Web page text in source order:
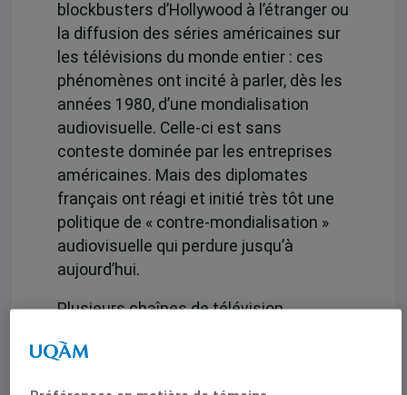
blockbusters d’Hollywood à l’étranger ou
la diffusion des séries américaines sur
les télévisions du monde entier : ces
phénomènes ont incité à parler, dès les
années 1980, d’une mondialisation
audiovisuelle. Celle-ci est sans
conteste dominée par les entreprises
américaines. Mais des diplomates
français ont réagi et initié très tôt une
politique de « contre-mondialisation »
audiovisuelle qui perdure jusqu’à
aujourd’hui.
Plusieurs chaînes de télévision
en 1984, ont alors vu le jour. Une